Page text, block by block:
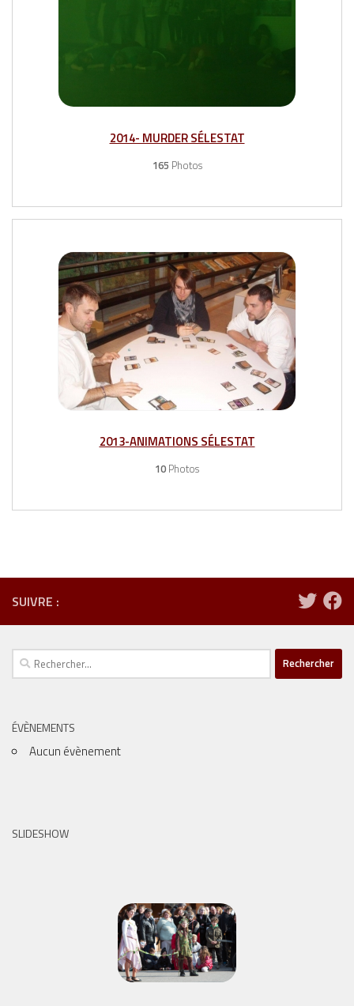
2014- MURDER SÉLESTAT
165 Photos
2013-ANIMATIONS SÉLESTAT
10 Photos
SUIVRE :
Rechercher :
ÉVÈNEMENTS
Aucun évènement
SLIDESHOW